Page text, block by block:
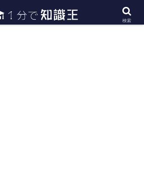
識・知識や雑学・豆知識を幅広く紹介
検索